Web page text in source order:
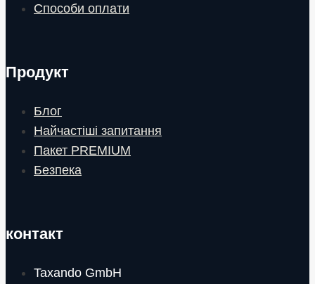
Способи оплати
Продукт
Блог
Найчастіші запитання
Пакет PREMIUM
Безпека
контакт
Taxando GmbH